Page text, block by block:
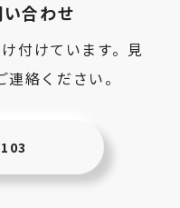
合わせ
付けています。見
絡ください。